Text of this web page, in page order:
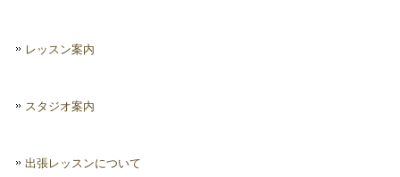
レッスン案内
スタジオ案内
出張レッスンについて